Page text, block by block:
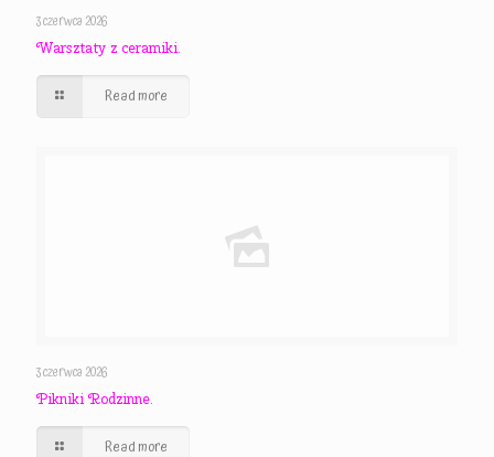
3 czerwca 2026
Warsztaty z ceramiki.
Read more
3 czerwca 2026
Pikniki Rodzinne.
Read more